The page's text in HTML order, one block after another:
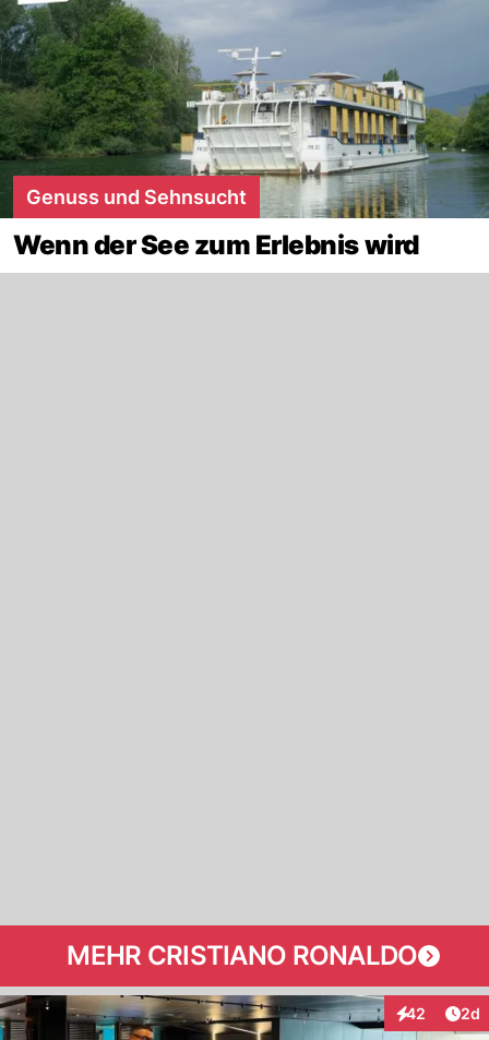
Genuss und Sehnsucht
Wenn der See zum Erlebnis wird
MEHR CRISTIANO RONALDO
42
Interaktionen
2d